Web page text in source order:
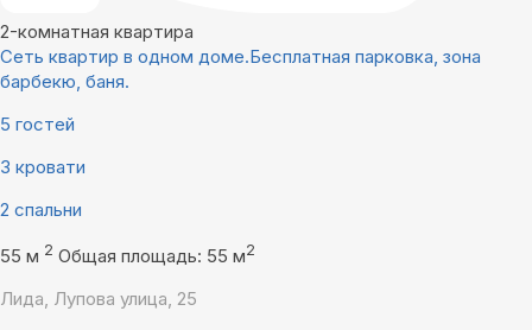
2-комнатная квартира
Сеть квартир в одном доме.Бесплатная парковка, зона
барбекю, баня.
5 гостей
3 кровати
2 спальни
55 м 2 Общая площадь: 55 м2
Лида, Лупова улица, 25